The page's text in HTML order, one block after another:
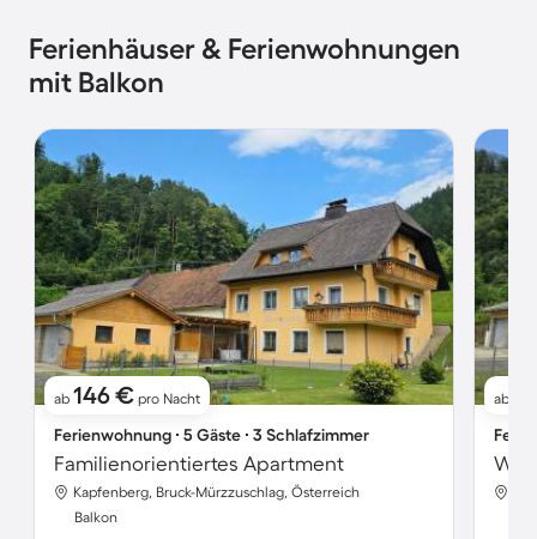
Ferienhäuser & Ferienwohnungen
mit Balkon
ab 146 € pro Nacht
Ferienwohnung ∙ 5 Gäste ∙ 3 Schlafzimmer
Familienorientiertes Apartment
Kapfenberg, Bruck-Mürzzuschlag, Österreich
Balkon
ab